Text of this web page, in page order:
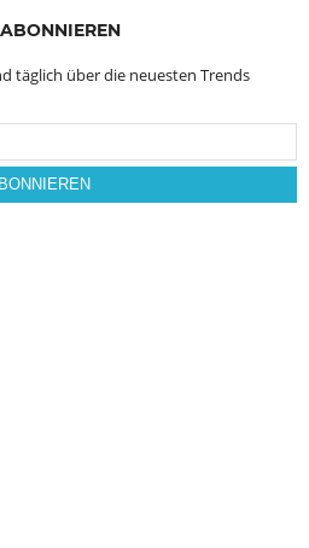
täglich über die neuesten Trends